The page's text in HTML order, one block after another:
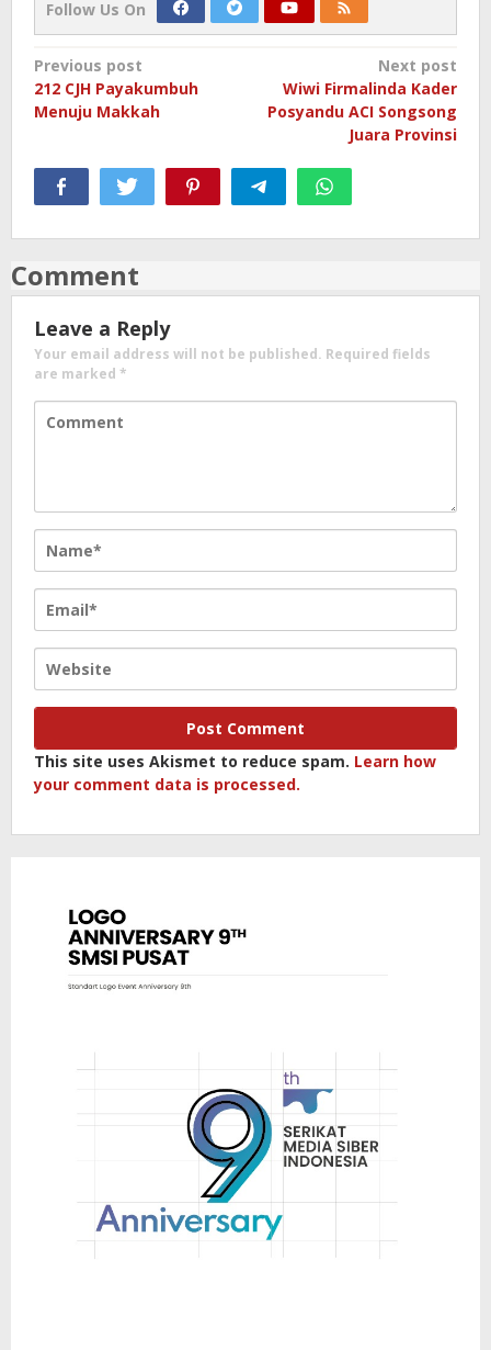
Follow Us On
Post
navigation
Previous post
212 CJH Payakumbuh
Menuju Makkah
Next post
Wiwi Firmalinda Kader
Posyandu ACI Songsong
Juara Provinsi
Comment
Leave a Reply
Your email address will not be published. Required fields
are marked *
This site uses Akismet to reduce spam. Learn how
your comment data is processed.